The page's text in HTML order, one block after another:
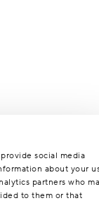
social media
about your
partners who
to them or that